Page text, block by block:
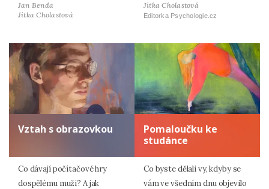
Jan Benda
Jitka Cholastová
Jitka Cholastová
Editorka Psychologie.cz
Vztah s obrazovkou
Co dávají počítačové hry
dospělému muži? A jak
Pomaloučku ke
studánce
Co byste dělali vy, kdyby se
vám ve všedním dnu objevilo